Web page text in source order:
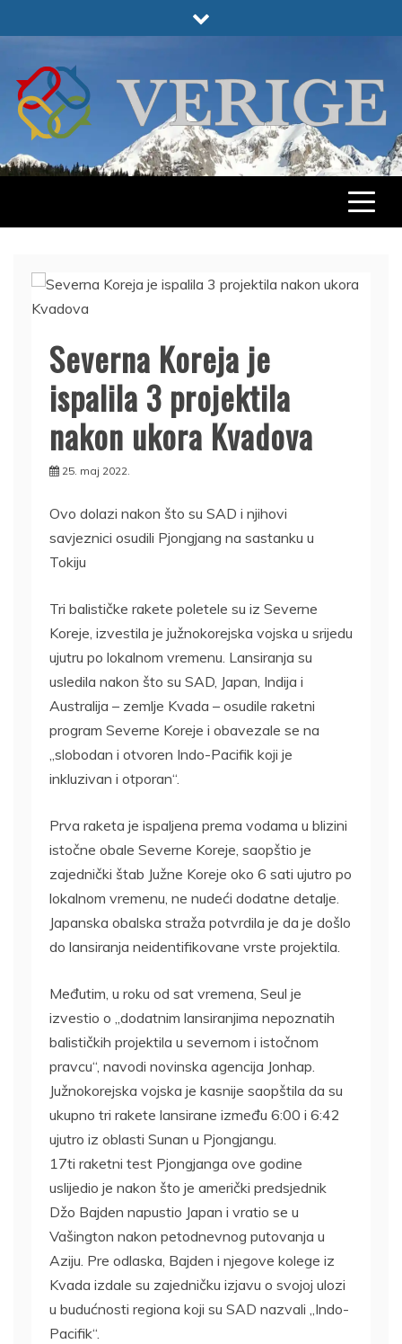
to
VERIGE
ODABRANO
Severna Koreja je
ispalila 3 ​​projektila
nakon ukora Kvadova
25. maj 2022.
Ovo dolazi nakon što su SAD i njihovi
savjeznici osudili Pjongjang na sastanku u
Tokiju
Tri balističke rakete poletele su iz Severne
Koreje, izvestila je južnokorejska vojska u srijedu
ujutru po lokalnom vremenu. Lansiranja su
usledila nakon što su SAD, Japan, Indija i
Australija – zemlje Kvada – osudile raketni
program Severne Koreje i obavezale se na
„slobodan i otvoren Indo-Pacifik koji je
inkluzivan i otporan“.
Prva raketa je ispaljena prema vodama u blizini
istočne obale Severne Koreje, saopštio je
zajednički štab Južne Koreje oko 6 sati ujutro po
lokalnom vremenu, ne nudeći dodatne detalje.
Japanska obalska straža potvrdila je da je došlo
do lansiranja neidentifikovane vrste projektila.
Međutim, u roku od sat vremena, Seul je
izvestio o „dodatnim lansiranjima nepoznatih
balističkih projektila u severnom i istočnom
pravcu“, navodi novinska agencija Jonhap.
Južnokorejska vojska je kasnije saopštila da su
ukupno tri rakete lansirane između 6:00 i 6:42
ujutro iz oblasti Sunan u Pjongjangu.
17ti raketni test Pjongjanga ove godine
uslijedio je nakon što je američki predsjednik
Džo Bajden napustio Japan i vratio se u
Vašington nakon petodnevnog putovanja u
Aziju. Pre odlaska, Bajden i njegove kolege iz
Kvada izdale su zajedničku izjavu o svojoj ulozi
u budućnosti regiona koji su SAD nazvali „Indo-
Pacifik“.